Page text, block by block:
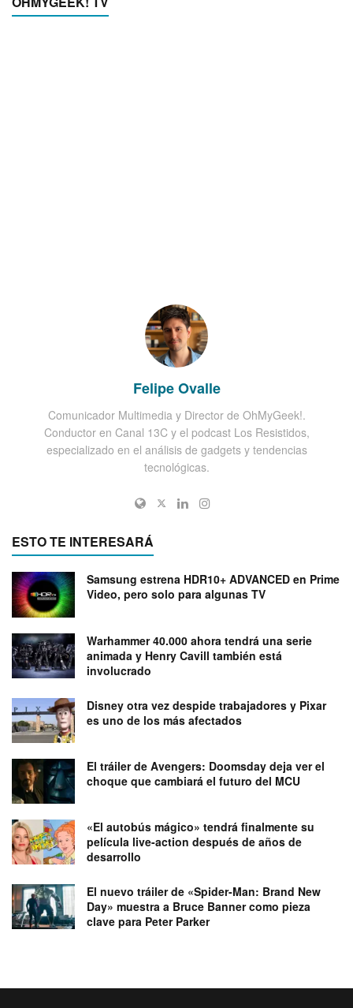
Felipe Ovalle
Comunicador Multimedia y Director de OhMyGeek!.
Conductor en Canal 13C y el podcast Los Resistidos,
especializado en el análisis de gadgets y tendencias
tecnológicas.
ESTO TE INTERESARÁ
Samsung estrena HDR10+ ADVANCED en Prime
Video, pero solo para algunas TV
Warhammer 40.000 ahora tendrá una serie
animada y Henry Cavill también está
involucrado
Disney otra vez despide trabajadores y Pixar
es uno de los más afectados
El tráiler de Avengers: Doomsday deja ver el
choque que cambiará el futuro del MCU
«El autobús mágico» tendrá finalmente su
película live-action después de años de
desarrollo
El nuevo tráiler de «Spider-Man: Brand New
Day» muestra a Bruce Banner como pieza
clave para Peter Parker